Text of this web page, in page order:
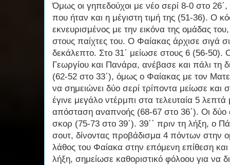
Όμως οι γηπεδούχοι με νέο σερί 8-0 στο
που ήταν και η μέγιστη τιμή της (51-36). Ο
εκνευρισμένος με την εικόνα της ομάδας
στους παίχτες του. Ο Φαίακας άρχισε σιγά
δεκάλεπτο. Στο 31΄ μείωσε στους 6 (56-
Γεωργίου και Πανάρα, ανέβασε και πάλι τη
(62-52 στο 33΄), όμως ο Φαίακας με τον
να σημειώνει δύο σερί τρίποντα μείωσε και
έγινε μεγάλο ντέρμπι στα τελευταία 5
απόσταση αναπνοής (68-67 στο 36΄). Οι δύο
σκορ (75-73 στο 39΄). 39΄΄ πριν τη λήξη, ο
σουτ, δίνοντας προβάδισμα 4 πόντων στην
λάθος του Φαίακα στην επόμενη επίθεση και
λήξη, σημείωσε καθοριστικό φόλοου για να